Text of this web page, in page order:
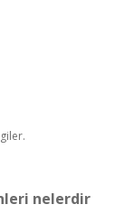
nelerdir